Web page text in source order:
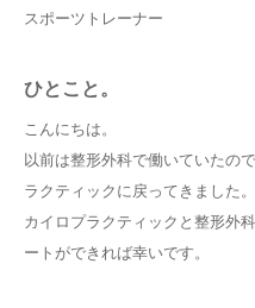
スポーツトレーナー
ひとこと。
こんにちは。
以前は整形外科で働いていたの
ラクティックに戻ってきました。
カイロプラクティックと整形外
ートができれば幸いです。